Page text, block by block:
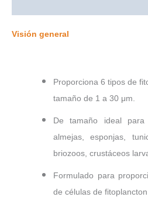
Visión general
Proporciona 6 tipos de
tamaño de 1 a 30 μm.
De tamaño ideal para
almejas, esponjas,
briozoos, crustáceos
Formulado para
de células de fitoplancton